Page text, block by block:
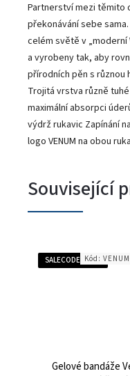
Partnerství mezi těmito
překonávání sebe
celém světě v
a vyrobeny tak, aby
přírodních pěn s různou
Trojitá vrstva různě
maximální absorpci
výdrž rukavic Zapínání
logo VENUM na obou
Související
SALECODE:SALE20:20:%
Gelové bandáže
Kód: